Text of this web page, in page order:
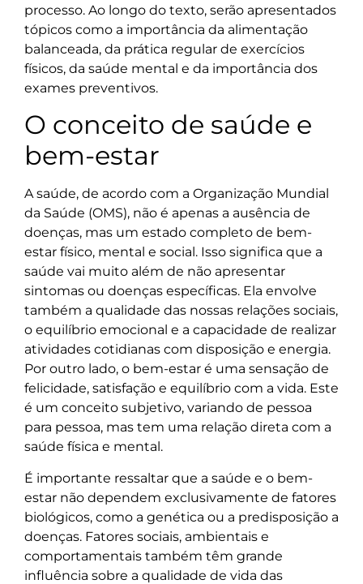
processo. Ao longo do texto, serão apresentados
tópicos como a importância da alimentação
balanceada, da prática regular de exercícios
físicos, da saúde mental e da importância dos
exames preventivos.
O conceito de saúde e
bem-estar
A saúde, de acordo com a Organização Mundial
da Saúde (OMS), não é apenas a ausência de
doenças, mas um estado completo de bem-
estar físico, mental e social. Isso significa que a
saúde vai muito além de não apresentar
sintomas ou doenças específicas. Ela envolve
também a qualidade das nossas relações sociais,
o equilíbrio emocional e a capacidade de realizar
atividades cotidianas com disposição e energia.
Por outro lado, o bem-estar é uma sensação de
felicidade, satisfação e equilíbrio com a vida. Este
é um conceito subjetivo, variando de pessoa
para pessoa, mas tem uma relação direta com a
saúde física e mental.
É importante ressaltar que a saúde e o bem-
estar não dependem exclusivamente de fatores
biológicos, como a genética ou a predisposição a
doenças. Fatores sociais, ambientais e
comportamentais também têm grande
influência sobre a qualidade de vida das